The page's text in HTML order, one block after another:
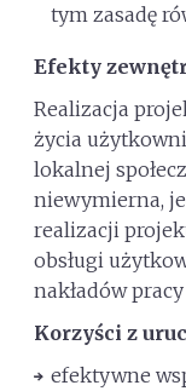
tym zasadę
Efekty
Realizacja
życia
lokalnej
niewymierna,
realizacji
obsługi
nakładów
Korzyści z
efektywne